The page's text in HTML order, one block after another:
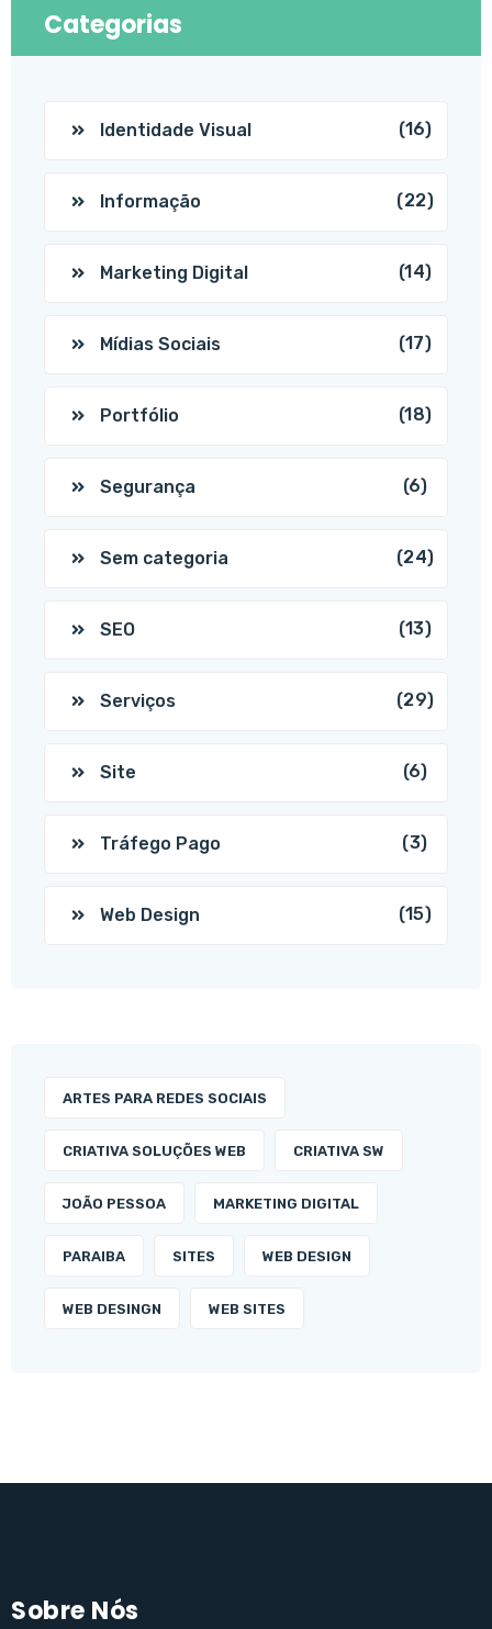
Categorias
Identidade Visual (16)
Informação (22)
Marketing Digital (14)
Mídias Sociais (17)
Portfólio (18)
Segurança (6)
Sem categoria (24)
SEO (13)
Serviços (29)
Site (6)
Tráfego Pago (3)
Web Design (15)
ARTES PARA REDES SOCIAIS
CRIATIVA SOLUÇÕES WEB CRIATIVA SW
JOÃO PESSOA MARKETING DIGITAL
PARAIBA SITES WEB DESIGN
WEB DESINGN WEB SITES
Sobre Nós